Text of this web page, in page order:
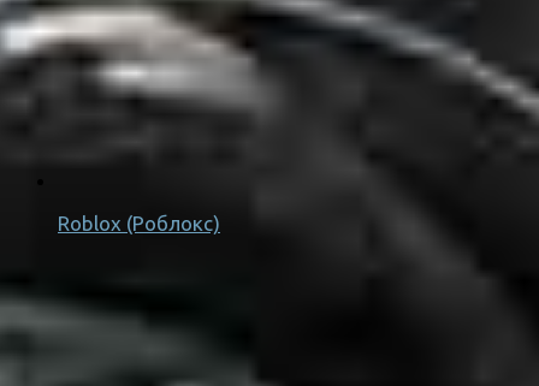
Roblox (Роблокс)